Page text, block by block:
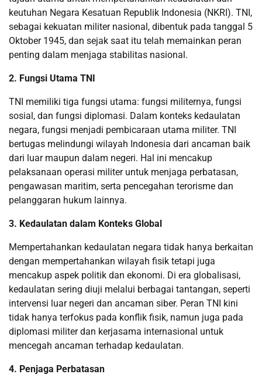
keutuhan Negara Kesatuan Republik Indonesia (NKRI). TNI,
sebagai kekuatan militer nasional, dibentuk pada tanggal 5
Oktober 1945, dan sejak saat itu telah memainkan peran
penting dalam menjaga stabilitas nasional.
2. Fungsi Utama TNI
TNI memiliki tiga fungsi utama: fungsi militernya, fungsi
sosial, dan fungsi diplomasi. Dalam konteks kedaulatan
negara, fungsi menjadi pembicaraan utama militer. TNI
bertugas melindungi wilayah Indonesia dari ancaman baik
dari luar maupun dalam negeri. Hal ini mencakup
pelaksanaan operasi militer untuk menjaga perbatasan,
pengawasan maritim, serta pencegahan terorisme dan
pelanggaran hukum lainnya.
3. Kedaulatan dalam Konteks Global
Mempertahankan kedaulatan negara tidak hanya berkaitan
dengan mempertahankan wilayah fisik tetapi juga
mencakup aspek politik dan ekonomi. Di era globalisasi,
kedaulatan sering diuji melalui berbagai tantangan, seperti
intervensi luar negeri dan ancaman siber. Peran TNI kini
tidak hanya terfokus pada konflik fisik, namun juga pada
diplomasi militer dan kerjasama internasional untuk
mencegah ancaman terhadap kedaulatan.
4. Penjaga Perbatasan